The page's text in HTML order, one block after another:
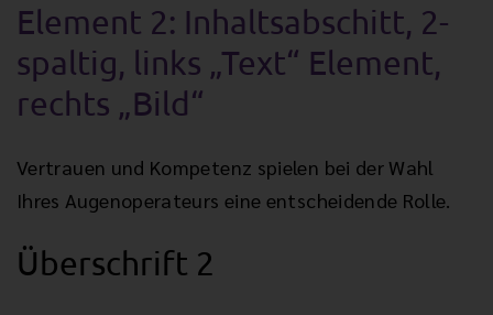
Element 2: Inhaltsabschitt, 2-
spaltig, links „Text“ Element,
rechts „Bild“
Vertrauen und Kompetenz spielen bei der Wahl
Ihres Augenoperateurs eine entscheidende Rolle.
Überschrift 2